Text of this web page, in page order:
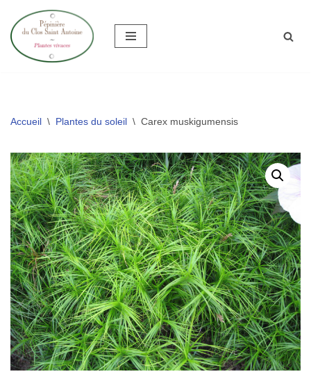
Aller
au
Accueil \ Plantes du soleil \ Carex muskigumensis